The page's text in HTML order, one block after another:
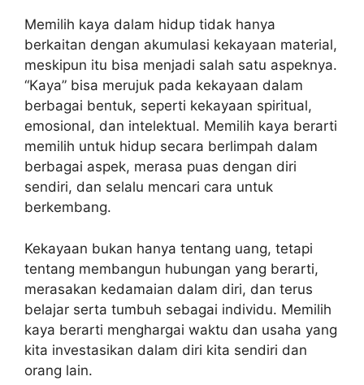
Memilih kaya dalam hidup tidak hanya
berkaitan dengan akumulasi kekayaan material,
meskipun itu bisa menjadi salah satu aspeknya.
“Kaya” bisa merujuk pada kekayaan dalam
berbagai bentuk, seperti kekayaan spiritual,
emosional, dan intelektual. Memilih kaya berarti
memilih untuk hidup secara berlimpah dalam
berbagai aspek, merasa puas dengan diri
sendiri, dan selalu mencari cara untuk
berkembang.
Kekayaan bukan hanya tentang uang, tetapi
tentang membangun hubungan yang berarti,
merasakan kedamaian dalam diri, dan terus
belajar serta tumbuh sebagai individu. Memilih
kaya berarti menghargai waktu dan usaha yang
kita investasikan dalam diri kita sendiri dan
orang lain.